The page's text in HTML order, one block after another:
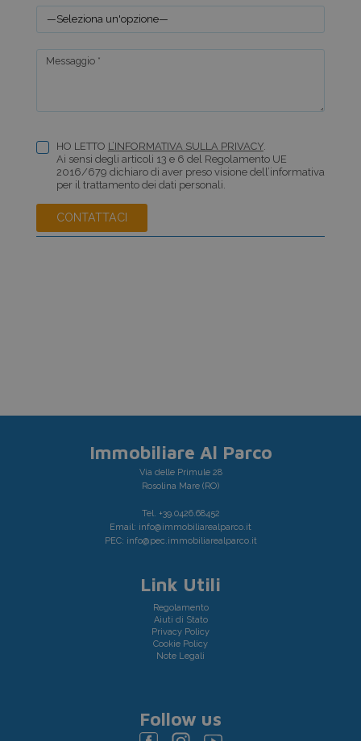
Messaggio *
HO LETTO L’INFORMATIVA SULLA PRIVACY.
Ai sensi degli articoli 13 e 6 del Regolamento UE
2016/679 dichiaro di aver preso visione dell’informativa
per il trattamento dei dati personali.
Immobiliare Al Parco
Via delle Primule 28
Rosolina Mare (RO)
Tel. +39.0426.68452
Email: info@immobiliarealparco.it
PEC: info@pec.immobiliarealparco.it
Link Utili
Regolamento
Aiuti di Stato
Privacy Policy
Cookie Policy
Note Legali
Follow us